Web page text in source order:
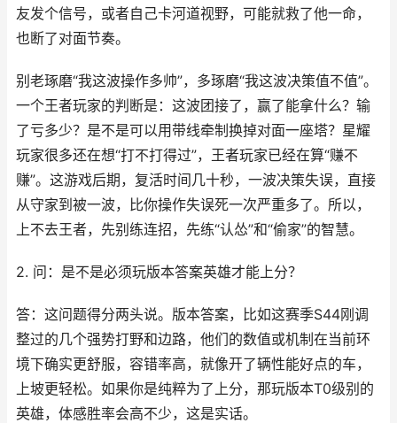
友发个信号，或者自己卡河道视野，可能就救了他一命，
也断了对面节奏。
别老琢磨“我这波操作多帅”，多琢磨“我这波决策值不值”。
一个王者玩家的判断是：这波团接了，赢了能拿什么？输
了亏多少？是不是可以用带线牵制换掉对面一座塔？星耀
玩家很多还在想“打不打得过”，王者玩家已经在算“赚不
赚”。这游戏后期，复活时间几十秒，一波决策失误，直接
从守家到被一波，比你操作失误死一次严重多了。所以，
上不去王者，先别练连招，先练“认怂”和“偷家”的智慧。
2. 问：是不是必须玩版本答案英雄才能上分？
答：这问题得分两头说。版本答案，比如这赛季S44刚调
整过的几个强势打野和边路，他们的数值或机制在当前环
境下确实更舒服，容错率高，就像开了辆性能好点的车，
上坡更轻松。如果你是纯粹为了上分，那玩版本T0级别的
英雄，体感胜率会高不少，这是实话。